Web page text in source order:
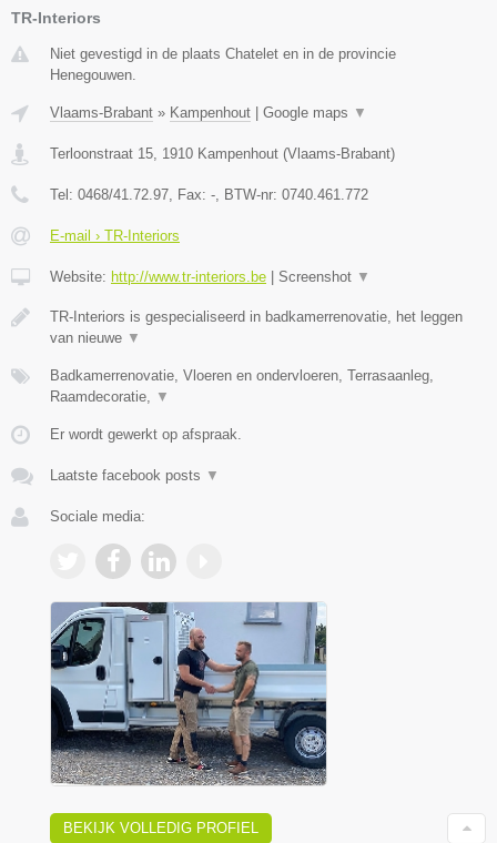
TR-Interiors
Niet gevestigd in de plaats Chatelet en in de provincie
Henegouwen.
Vlaams-Brabant » Kampenhout Google maps ▼
Terloonstraat 15 1910 Kampenhout (Vlaams-Brabant)
Tel: 0468/41.72.97 , Fax: - , BTW-nr: 0740.461.772
E-mail › TR-Interiors
Website: http://www.tr-interiors.be Screenshot ▼
TR-Interiors is gespecialiseerd in badkamerrenovatie, het leggen
van nieuwe ▼
Badkamerrenovatie, Vloeren en ondervloeren, Terrasaanleg,
Raamdecoratie,
▼
Er wordt gewerkt op afspraak.
Laatste facebook posts ▼
Sociale media:
BEKIJK VOLLEDIG PROFIEL